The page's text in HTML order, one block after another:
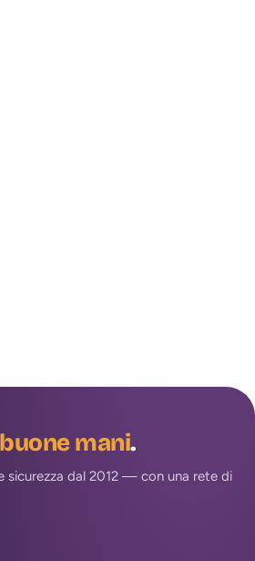
mani.
sicurezza dal 2012 — con una rete di